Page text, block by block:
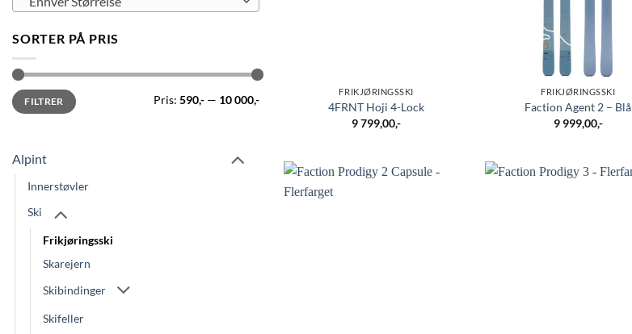
SORTER PÅ PRIS
Min.
pris
Makspris
FILTRER Pris: 590,- — 10 000,-
Alpint
Innerstøvler
Ski
Frikjøringsski
Skarejern
Skibindinger
Skifeller
FRIKJØRINGSSKI
4FRNT Hoji 4-Lock
9 799,00,-
FRIKJØRINGSSKI
Faction Agent 2 – Blå
9 999,00,-